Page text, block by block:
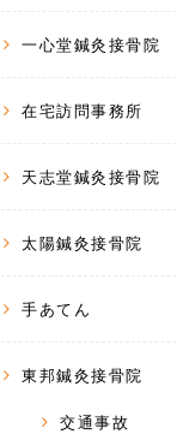
一心堂鍼灸接骨院
在宅訪問事務所
天志堂鍼灸接骨院
太陽鍼灸接骨院
手あてん
東邦鍼灸接骨院
交通事故